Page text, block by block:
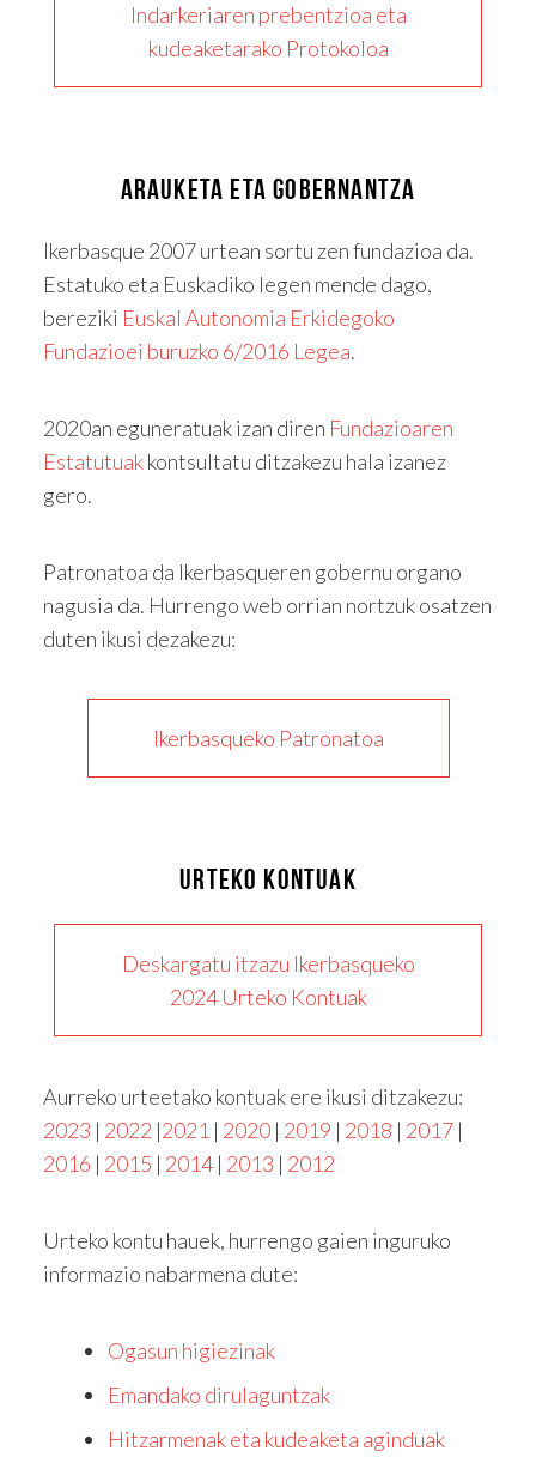
Indarkeriaren prebentzioa eta
kudeaketarako Protokoloa
ARAUKETA ETA GOBERNANTZA
Ikerbasque 2007 urtean sortu zen fundazioa da.
Estatuko eta Euskadiko legen mende dago,
bereziki Euskal Autonomia Erkidegoko
Fundazioei buruzko 6/2016 Legea.
2020an eguneratuak izan diren Fundazioaren
Estatutuakkontsultatu ditzakezu hala izanez
gero.
Patronatoa da Ikerbasqueren gobernu organo
nagusia da. Hurrengo web orrian nortzuk osatzen
duten ikusi dezakezu:
Ikerbasqueko Patronatoa
URTEKO KONTUAK
Deskargatu itzazu Ikerbasqueko
2024 Urteko Kontuak
Aurreko urteetako kontuak ere ikusi ditzakezu:
2023 | 2022 |2021 | 2020 | 2019 | 2018 | 2017 |
2016 | 2015 | 2014| 2013 | 2012
Urteko kontu hauek, hurrengo gaien inguruko
informazio nabarmena dute:
Ogasun higiezinak
Emandako dirulaguntzak
Hitzarmenak eta kudeaketa aginduak